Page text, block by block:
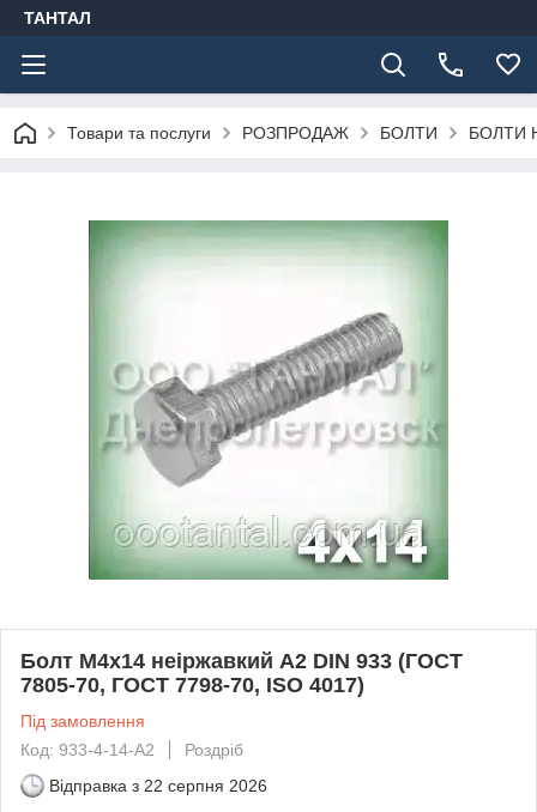
ТАНТАЛ
Товари та послуги РОЗПРОДАЖ БОЛТИ БОЛТИ
Болт М4х14 неіржавкий А2 DIN 933 (ГОСТ
7805-70, ГОСТ 7798-70, ISO 4017)
Під замовлення
Код: 933-4-14-A2
Роздріб
Відправка з 22 серпня 2026